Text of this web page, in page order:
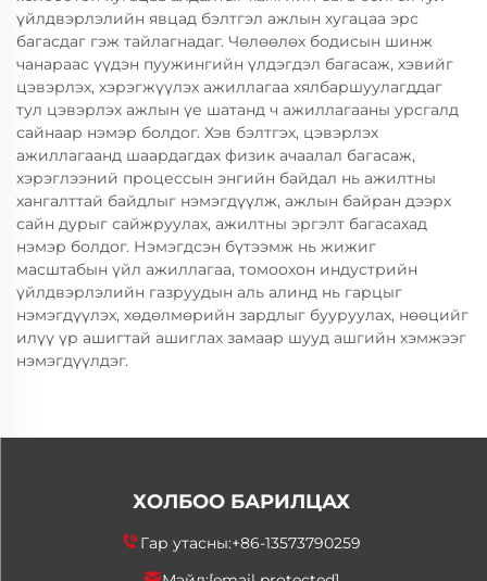
үйлдвэрлэлийн явцад бэлтгэл ажлын хугацаа эрс
багасдаг гэж тайлагнадаг. Чөлөөлөх бодисын шинж
чанараас үүдэн пуужингийн үлдэгдэл багасаж, хэвийг
цэвэрлэх, хэрэгжүүлэх ажиллагаа хялбаршуулагддаг
тул цэвэрлэх ажлын үе шатанд ч ажиллагааны урсгалд
сайнаар нэмэр болдог. Хэв бэлтгэх, цэвэрлэх
ажиллагаанд шаардагдах физик ачаалал багасаж,
хэрэглээний процессын энгийн байдал нь ажилтны
хангалттай байдлыг нэмэгдүүлж, ажлын байран дээрх
сайн дурыг сайжруулах, ажилтны эргэлт багасахад
нэмэр болдог. Нэмэгдсэн бүтээмж нь жижиг
масштабын үйл ажиллагаа, томоохон индустрийн
үйлдвэрлэлийн газруудын аль алинд нь гарцыг
нэмэгдүүлэх, хөдөлмөрийн зардлыг бууруулах, нөөцийг
илүү үр ашигтай ашиглах замаар шууд ашгийн хэмжээг
нэмэгдүүлдэг.
ХОЛБОО БАРИЛЦАХ
Гар утасны:+86-13573790259